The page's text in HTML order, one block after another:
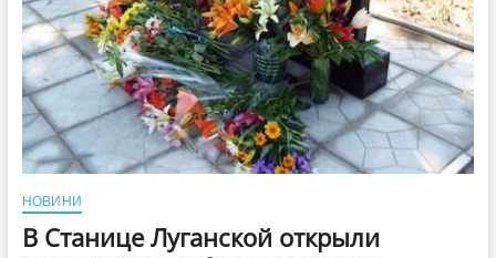
НОВИНИ
В Станице Луганской открыли